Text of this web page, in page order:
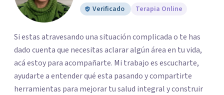
Verificado
Terapia Online
Si estas atravesando una situación complicada o te has
dado cuenta que necesitas aclarar algún área en tu vida,
acá estoy para acompañarte. Mi trabajo es escucharte,
ayudarte a entender qué esta pasando y compartirte
herramientas para mejorar tu salud integral y construir